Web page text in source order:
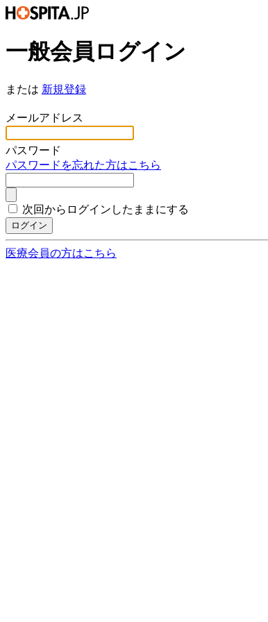
一般会員ログイン
または 新規登録
メールアドレス
パスワード
パスワードを忘れた方はこちら
次回からログインしたままにする
ログイン
医療会員の方はこちら